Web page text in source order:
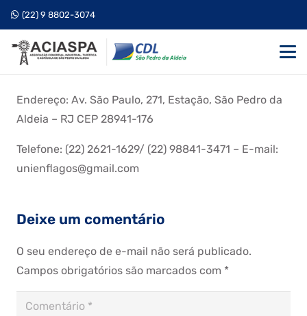
(22) 9 8802-3074
Endereço: Av. São Paulo, 271, Estação, São Pedro da
Aldeia – RJ CEP 28941-176
Telefone: (22) 2621-1629/ (22) 98841-3471 – E-mail:
unienflagos@gmail.com
Deixe um comentário
O seu endereço de e-mail não será publicado.
Campos obrigatórios são marcados com *